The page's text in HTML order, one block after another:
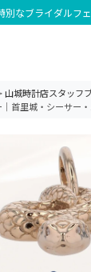
別なブライダルフ
山城時計店スタッフ
首里城・シーサー